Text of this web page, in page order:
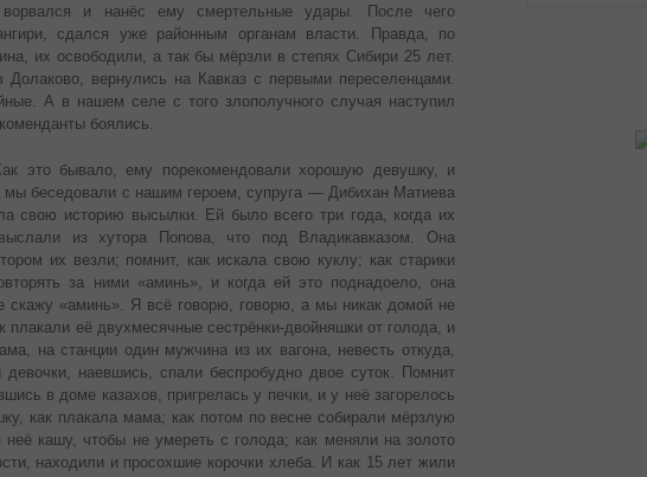
и нанёс ему смертельные удары. После чего
сдался уже районным органам власти. Правда, по
их освободили, а так бы мёрзли в степях Сибири 25 лет.
Долаково, вернулись на Кавказ с первыми переселенцами.
А в нашем селе с того злополучного случая наступил
боялись.
это бывало, ему порекомендовали хорошую девушку, и
мы беседовали с нашим героем, супруга — Дибихан Матиева
свою историю высылки. Ей было всего три года, когда их
из хутора Попова, что под Владикавказом. Она
их везли; помнит, как искала свою куклу; как старики
за ними «аминь», и когда ей это поднадоело, она
скажу «аминь». Я всё говорю, говорю, а мы никак домой не
плакали её двухмесячные сестрёнки-двойняшки от голода, и
на станции один мужчина из их вагона, невесть откуда,
наевшись, спали беспробудно двое суток. Помнит
в доме казахов, пригрелась у печки, и у неё загорелось
как плакала мама; как потом по весне собирали мёрзлую
неё кашу, чтобы не умереть с голода; как меняли на золото
находили и просохшие корочки хлеба. И как 15 лет жили